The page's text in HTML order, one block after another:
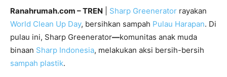
Ranahrumah.com – TREN Sharp Greenerator rayakan
World Clean Up Day, bersihkan sampah Pulau Harapan. Di
pulau ini, Sharp Greenerator—komunitas anak muda
binaan Sharp Indonesia, melakukan aksi bersih-bersih
sampah plastik.